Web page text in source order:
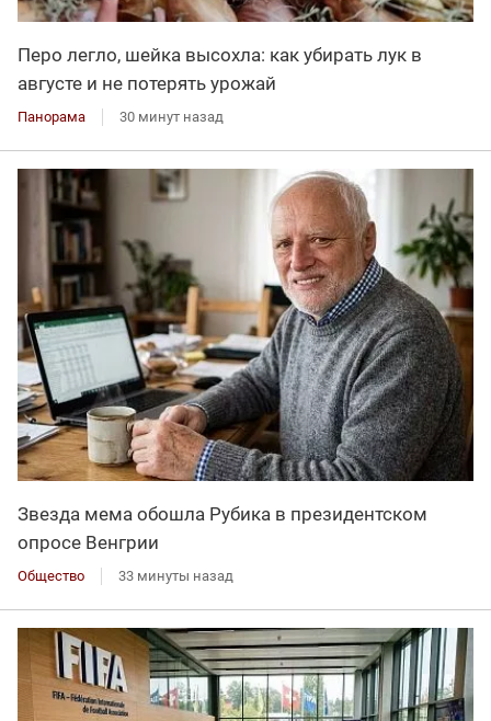
Перо легло, шейка высохла: как убирать лук в
августе и не потерять урожай
Панорама 30 минут назад
Звезда мема обошла Рубика в президентском
опросе Венгрии
Общество 33 минуты назад